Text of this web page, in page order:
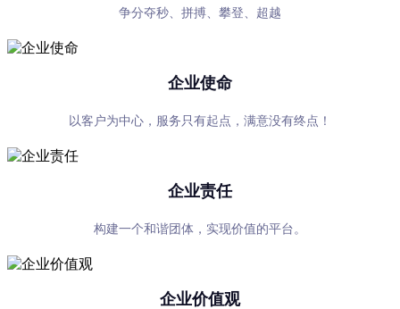
争分夺秒、拼搏、攀登、超越
企业使命
以客户为中心，服务只有起点，满意没有终点！
企业责任
构建一个和谐团体，实现价值的平台。
企业价值观